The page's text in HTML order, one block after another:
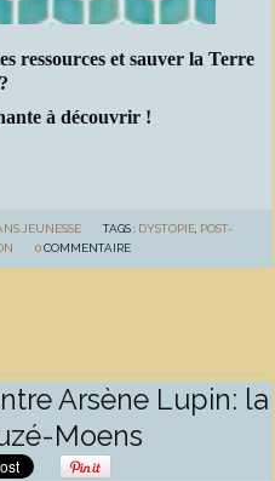
ressources et sauver la Terre
?
à découvrir !
JEUNESSE TAGS : DYSTOPIE POST-
0 COMMENTAIRE
Arsène Lupin: la
Moens